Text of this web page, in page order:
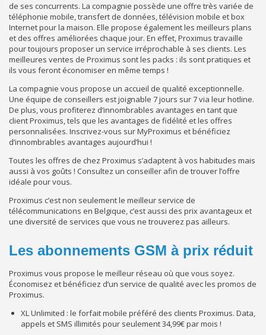
de ses concurrents. La compagnie possède une offre très variée de
téléphonie mobile, transfert de données, télévision mobile et box
Internet pour la maison. Elle propose également les meilleurs plans
et des offres améliorées chaque jour. En effet, Proximus travaille
pour toujours proposer un service irréprochable à ses clients. Les
meilleures ventes de Proximus sont les packs : ils sont pratiques et
ils vous feront économiser en même temps !
La compagnie vous propose un accueil de qualité exceptionnelle.
Une équipe de conseillers est joignable 7 jours sur 7 via leur hotline.
De plus, vous profiterez d’innombrables avantages en tant que
client Proximus, tels que les avantages de fidélité et les offres
personnalisées. Inscrivez-vous sur MyProximus et bénéficiez
d’innombrables avantages aujourd’hui !
Toutes les offres de chez Proximus s’adaptent à vos habitudes mais
aussi à vos goûts ! Consultez un conseiller afin de trouver l’offre
idéale pour vous.
Proximus c’est non seulement le meilleur service de
télécommunications en Belgique, c’est aussi des prix avantageux et
une diversité de services que vous ne trouverez pas ailleurs.
Les abonnements GSM à prix réduit
Proximus vous propose le meilleur réseau où que vous soyez.
Économisez et bénéficiez d’un service de qualité avec les promos de
Proximus.
XL Unlimited : le forfait mobile préféré des clients Proximus. Data,
appels et SMS illimités pour seulement 34,99€ par mois !